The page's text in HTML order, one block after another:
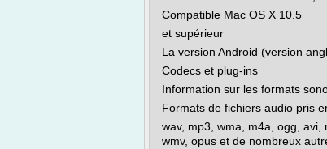
Compatible Mac OS X 10.5
et supérieur
La version Android (version
Codecs et plug-ins
Information sur les formats
Formats de fichiers audio pris
wav, mp3, wma, m4a, ogg, avi,
wmv, opus et de nombreux